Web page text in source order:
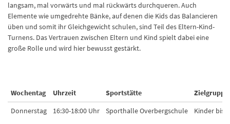
langsam, mal vorwärts und mal rückwärts durchqueren. Auch
Elemente wie umgedrehte Bänke, auf denen die Kids das Balancieren
üben und somit ihr Gleichgewicht schulen, sind Teil des Eltern-Kind-
Turnens. Das Vertrauen zwischen Eltern und Kind spielt dabei eine
große Rolle und wird hier bewusst gestärkt.
Wochentag Uhrzeit Sportstätte
Zielgruppe
Donnerstag
16:30-18:00 Uhr Sporthalle Overbergschule Kinder bis